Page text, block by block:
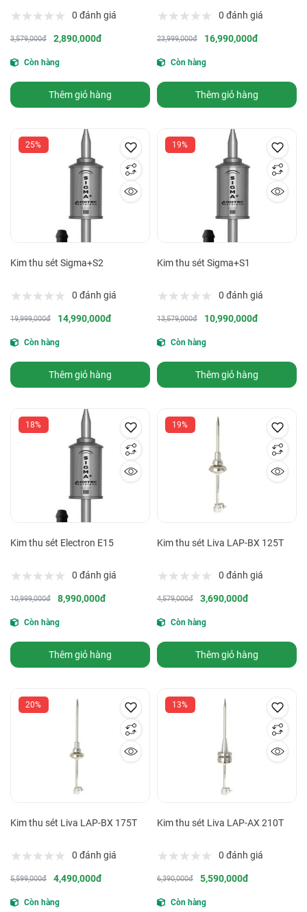
0 đánh giá
3,579,000đ 2,890,000đ
Còn hàng
Thêm giỏ hàng
0 đánh giá
23,999,000đ 16,990,000đ
Còn hàng
Thêm giỏ hàng
25%
Kim thu sét Sigma+S2
0 đánh giá
19,999,000đ 14,990,000đ
Còn hàng
Thêm giỏ hàng
19%
Kim thu sét Sigma+S1
0 đánh giá
13,579,000đ 10,990,000đ
Còn hàng
Thêm giỏ hàng
18%
Kim thu sét Electron E15
0 đánh giá
10,999,000đ 8,990,000đ
Còn hàng
Thêm giỏ hàng
19%
Kim thu sét Liva LAP-BX 125T
0 đánh giá
4,579,000đ 3,690,000đ
Còn hàng
Thêm giỏ hàng
20%
Kim thu sét Liva LAP-BX 175T
0 đánh giá
5,599,000đ 4,490,000đ
Còn hàng
13%
Kim thu sét Liva LAP-AX 210T
0 đánh giá
6,390,000đ 5,590,000đ
Còn hàng